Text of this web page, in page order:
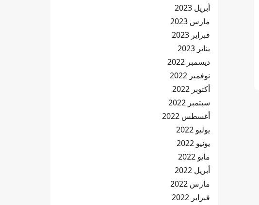
أبريل 2023
مارس 2023
فبراير 2023
يناير 2023
ديسمبر 2022
نوفمبر 2022
أكتوبر 2022
سبتمبر 2022
أغسطس 2022
يوليو 2022
يونيو 2022
مايو 2022
أبريل 2022
مارس 2022
فبراير 2022